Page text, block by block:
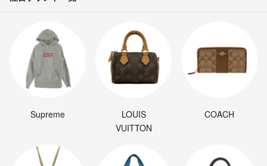
Supreme
LOUIS
VUITTON
COACH